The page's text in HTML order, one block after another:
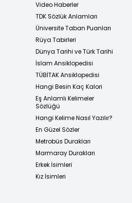
Video Haberler
TDK Sözlük Anlamları
Üniversite Taban Puanları
Rüya Tabirleri
Dünya Tarihi ve Türk Tarihi
İslam Ansiklopedisi
TÜBİTAK Ansiklopedisi
Hangi Besin Kaç Kalori
Eş Anlamlı Kelimeler
Sözlüğü
Hangi Kelime Nasıl Yazılır?
En Güzel Sözler
Metrobüs Durakları
Marmaray Durakları
Erkek İsimleri
Kız İsimleri